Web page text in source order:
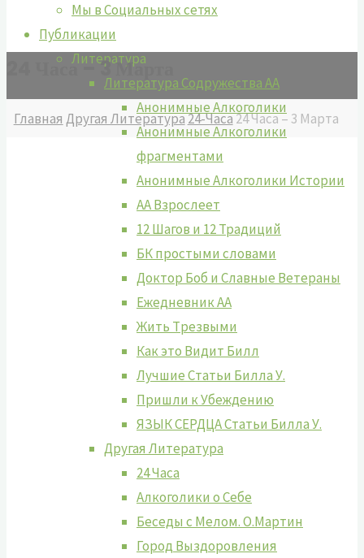
Мы в Социальных сетях
Публикации
Литература
Литература Содружества АА
Анонимные Алкоголики
Анонимные Алкоголики
фрагментами
Анонимные Алкоголики Истории
АА Взрослеет
12 Шагов и 12 Традиций
БК простыми словами
Доктор Боб и Славные Ветераны
Ежедневник АА
Жить Tрезвыми
Как это Видит Билл
Лучшие Cтатьи Билла У.
Пришли к Убеждению
ЯЗЫК СЕРДЦА Статьи Билла У.
Другая Литература
24 Часа
Алкоголики о Себе
Беседы с Мелом. О.Мартин
Город Выздоровления
24 Часа – 3 Марта
Главная Другая Литература24-Часа24 Часа – 3 Марта